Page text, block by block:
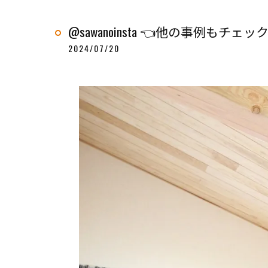
@sawanoinsta 👈他の事例もチェッ
2024/07/20